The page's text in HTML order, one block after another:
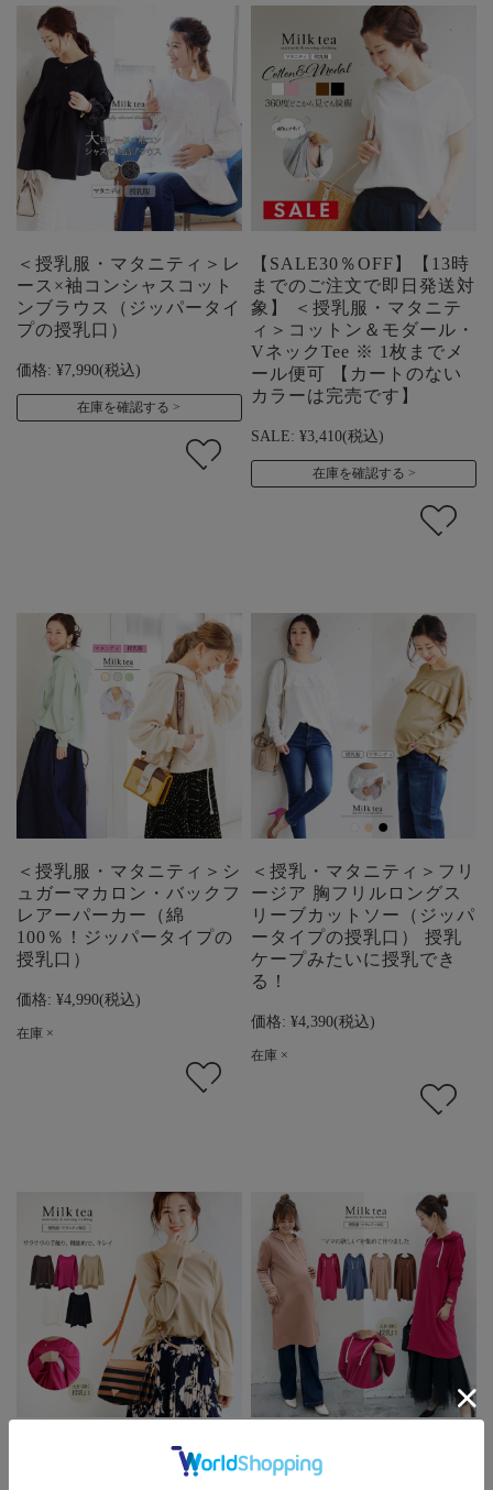
＜授乳服・マタニティ＞レ
ース×袖コンシャスコット
ンブラウス（ジッパータイ
プの授乳口）
価格: ¥7,990(税込)
在庫を確認する
【SALE30％OFF】【13時
までのご注文で即日発送対
象】 ＜授乳服・マタニテ
ィ＞コットン＆モダール・
VネックTee ※ 1枚までメ
ール便可 【カートのない
カラーは完売です】
SALE: ¥3,410(税込)
在庫を確認する
＜授乳服・マタニティ＞シ
ュガーマカロン・バックフ
レアーパーカー（綿
100％！ジッパータイプの
授乳口）
価格: ¥4,990(税込)
在庫 ×
＜授乳・マタニティ＞フリ
ージア 胸フリルロングス
リーブカットソー（ジッパ
ータイプの授乳口） 授乳
ケープみたいに授乳でき
る！
価格: ¥4,390(税込)
在庫 ×
授乳服 マタニティ服 ミシ
ェル・シンプルロングスリ ニティ服＞ルーシー・ママ